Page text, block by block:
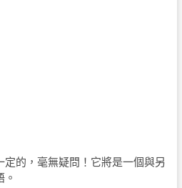
的，毫無疑問！它將是一個與另